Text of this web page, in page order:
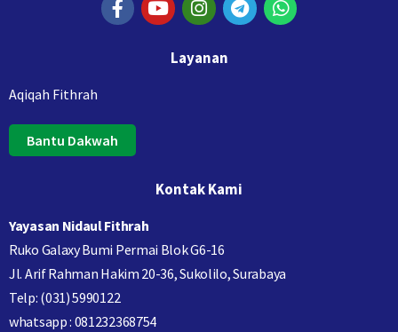
Layanan
Aqiqah Fithrah
Bantu Dakwah
Kontak Kami
Yayasan Nidaul Fithrah
Ruko Galaxy Bumi Permai Blok G6-16
Jl. Arif Rahman Hakim 20-36, Sukolilo, Surabaya
Telp: (031) 5990122
whatsapp : 081232368754